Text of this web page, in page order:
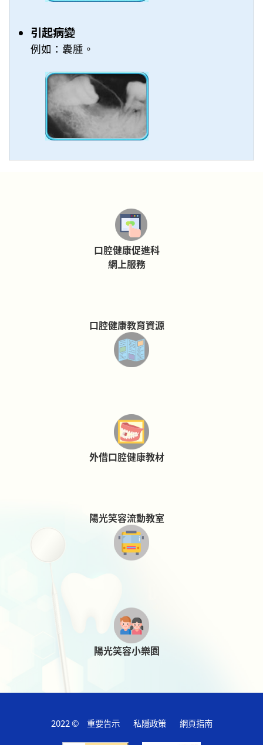
引起病變
例如：囊腫。
口腔健康促進科
網上服務
口腔健康教育資源
外借口腔健康教材
陽光笑容流動教室
陽光笑容小樂園
2022 © 重要告示 私隱政策 網頁指南